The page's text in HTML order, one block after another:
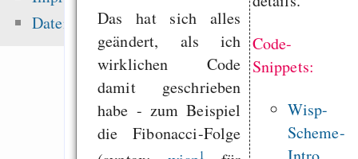
Code-
Snippets:
Wisp-
Scheme-
Das hat sich alles
geändert, als ich
wirklichen Code
damit geschrieben
habe - zum Beispiel
die Fibonacci-Folge
1
Datenschutz
eure Besucher und
selbst
Mit Pulseaudio
und -ausgabe
aufnehmen
GNU/Linux)